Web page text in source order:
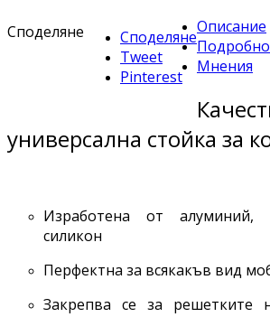
Споделяне
Споделяне
Tweet
Pinterest
Описание
Мнения
универсална стойка за
Изработена от алуминий,
силикон
Перфектна за всякакъв вид
Закрепва се за решетките